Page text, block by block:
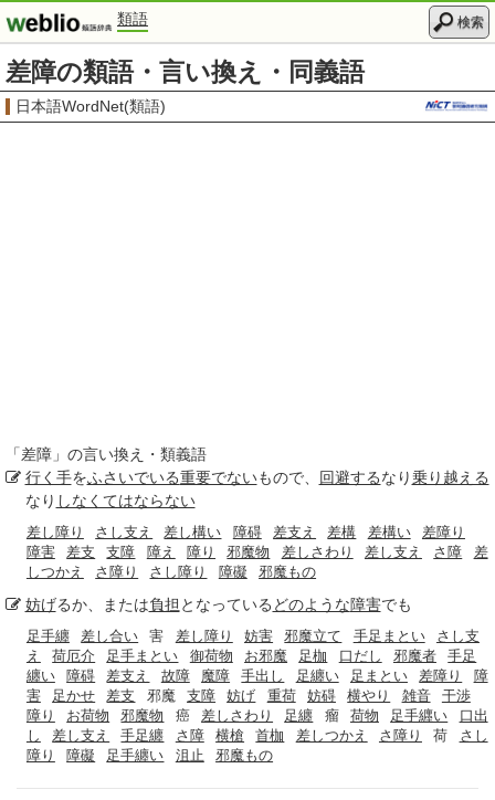
類語 検索
差障の類語・言い換え・同義語
日本語WordNet(類語)
「差障 」の言い換え・類義語
行く手をふさいでいる重要でないもので、 回避するなり乗り越える
なり しなくてはならない
差し障り さし支え 差し構い 障碍 差支え 差構 差構い
差障り
障害
差支 支障 障え 障り 邪魔物 差しさわり 差し支え さ障
差
しつかえ
さ障り さし障り 障礙 邪魔もの
妨げるか、または負担 となっている どのような障害でも
足手纏 差し合い 害 差し障り 妨害 邪魔立て 手足まとい
さし支
え
荷厄介 足手まとい 御荷物 お邪魔 足枷 口だし 邪魔者
手足
纏い
障碍 差支え 故障 魔障 手出し 足纏い 足まとい 差障り
障
害
足かせ 差支 邪魔 支障 妨げ 重荷 妨碍 横やり 雑音
干渉
障り
お荷物 邪魔物 癌 差しさわり 足纏 瘤 荷物 足手纒い
口出
し
差し支え 手足纏 さ障 横槍 首枷 差しつかえ さ障り 荷
さし
障り
障礙 足手纏い 沮止 邪魔もの